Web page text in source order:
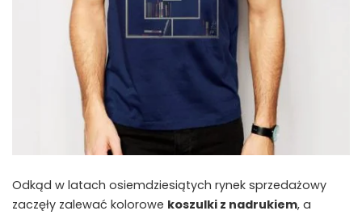
Odkąd w latach osiemdziesiątych rynek sprzedażowy
zaczęły zalewać kolorowe koszulki z nadrukiem, a